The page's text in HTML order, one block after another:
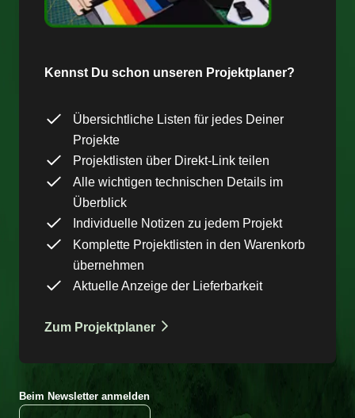
Kennst Du schon unseren Projektplaner?
Übersichtliche Listen für jedes Deiner
Projekte
Projektlisten über Direkt-Link teilen
Alle wichtigen technischen Details im
Überblick
Individuelle Notizen zu jedem Projekt
Komplette Projektlisten in den Warenkorb
übernehmen
Aktuelle Anzeige der Lieferbarkeit
Zum Projektplaner
Beim Newsletter anmelden